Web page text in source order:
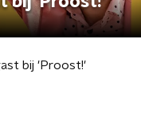
bij 'Proost!'